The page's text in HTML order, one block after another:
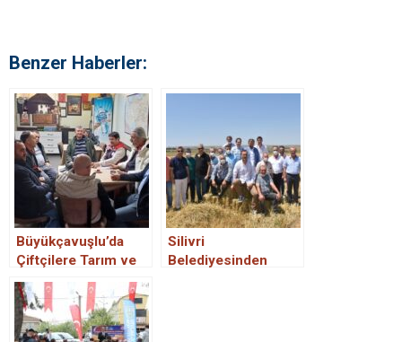
Benzer Haberler:
Büyükçavuşlu’da
Çiftçilere Tarım ve
Destekleme
Bilgilendirmesi
Silivri
Belediyesinden